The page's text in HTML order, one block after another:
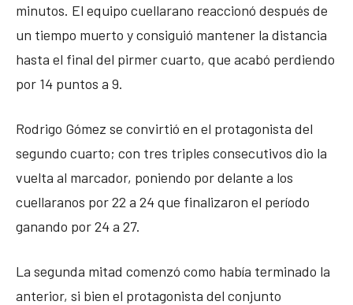
minutos. El equipo cuellarano reaccionó después de
un tiempo muerto y consiguió mantener la distancia
hasta el final del pirmer cuarto, que acabó perdiendo
por 14 puntos a 9.
Rodrigo Gómez se convirtió en el protagonista del
segundo cuarto; con tres triples consecutivos dio la
vuelta al marcador, poniendo por delante a los
cuellaranos por 22 a 24 que finalizaron el período
ganando por 24 a 27.
La segunda mitad comenzó como había terminado la
anterior, si bien el protagonista del conjunto